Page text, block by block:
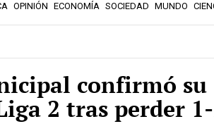
OPINIÓN ECONOMÍA SOCIEDAD MUNDO
confirmó su
2 tras perder